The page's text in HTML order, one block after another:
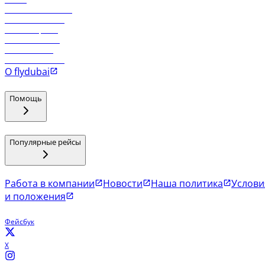
О flydubai
Помощь
Популярные рейсы
Работа в компании Новости Наша политика
и положения
Фейсбук
X